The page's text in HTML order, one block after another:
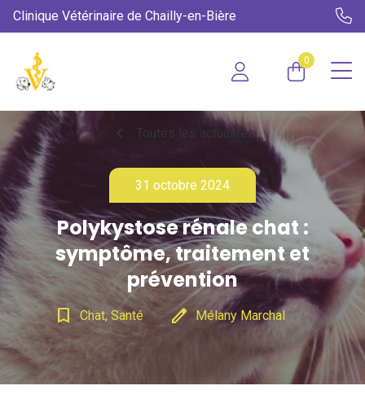
Clinique Vétérinaire de Chailly-en-Bière
0
chevron_left Toutes les actualités
31 octobre 2024
Polykystose rénale chat :
symptôme, traitement et
prévention
bookmark_border Chat, Santé edit Mélany Marchal